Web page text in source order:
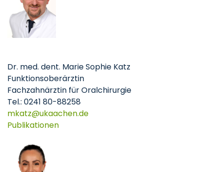
Dr. med. dent. Marie Sophie Katz
Funktionsoberärztin
Fachzahnärztin für Oralchirurgie
Tel.: 0241 80-88258
mkatz
ukaachende
Publikationen